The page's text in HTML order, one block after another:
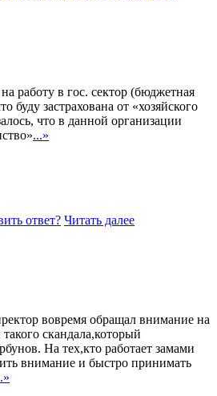
работу в гос. сектор (бюджетная
буду застрахована от «хозяйского
что в данной организации
...»
ответ? Читать далее
вовремя обращал внимание на
скандала,который
На тех,кто работает замами
внимание и быстро принимать